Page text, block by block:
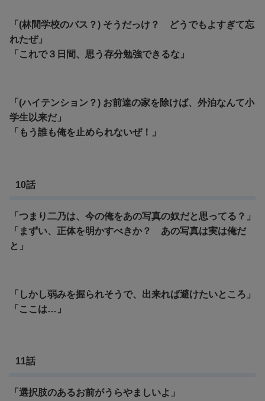
「(林間学校のバス？) そうだっけ？ どうでもよすぎて忘
れたぜ」
「これで３日間、思う存分勉強できるな」
「(ハイテンション？) お前達の家を除けば、外泊なんて小
学生以来だ」
「もう誰も俺を止められないぜ！」
10話
「つまり二乃は、今の俺をあの写真の奴だと思ってる？」
「まずい、正体を明かすべきか？ あの写真は実は俺だ
と」
「しかし弱みを握られそうで、出来れば避けたいところ」
「ここは…」
11話
「選択肢のあるお前がうらやましいよ」